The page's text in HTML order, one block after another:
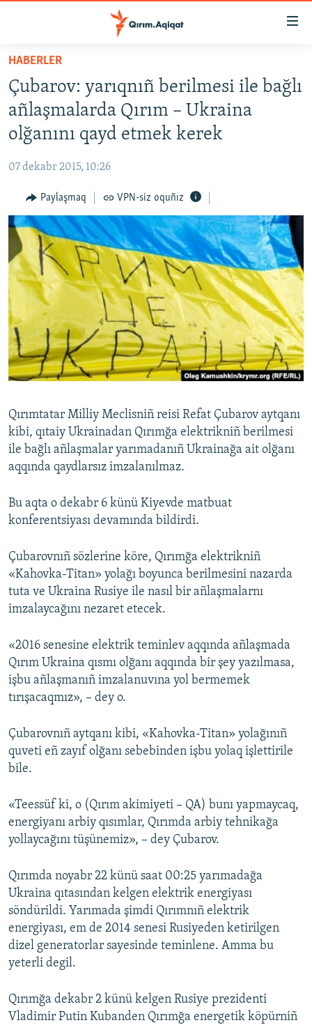
Esas
qaytmaq
Baş
navigatsiyağa
qaytmaq
Qıdıruvğa
HABERLER
SİYASET
İQTİSADİYAT
MEDENİYET
İNSAN AQLARI
VİDEO
SÜRET
BLOGLAR
FİKİR
Русский
Українською
RFE/RS bütün saytları
HABERLER
Çubarov: yarıqnıñ berilmesi ile bağlı
añlaşmalarda Qırım – Ukraina
olğanını qayd etmek kerek
07 dekabr 2015, 10:26
Paylaşmaq VPN-siz oquñız
Qırımtatar Milliy Meclisniñ reisi Refat Çubarov aytqanı
kibi, qıtaiy Ukrainadan Qırımğa elektrikniñ berilmesi
ile bağlı añlaşmalar yarımadanıñ Ukrainağa ait olğanı
aqqında qaydlarsız imzalanılmaz.
Bu aqta o dekabr 6 künü Kiyevde matbuat
konferentsiyası devamında bildirdi.
Çubarovnıñ sözlerine köre, Qırımğa elektrikniñ
«Kahovka-Titan» yolağı boyunca berilmesini nazarda
tuta ve Ukraina Rusiye ile nasıl bir añlaşmalarnı
imzalaycağını nezaret etecek.
«2016 senesine elektrik teminlev aqqında añlaşmada
Qırım Ukraina qısmı olğanı aqqında bir şey yazılmasa,
işbu añlaşmanıñ imzalanuvına yol bermemek
tırışacaqmız», – dey o.
Çubarovnıñ aytqanı kibi, «Kahovka-Titan» yolağınıñ
quveti eñ zayıf olğanı sebebinden işbu yolaq işlettirile
bile.
«Teessüf ki, o (Qırım akimiyeti – QA) bunı yapmaycaq,
energiyanı arbiy qısımlar, Qırımda arbiy tehnikağa
yollaycağını tüşünemiz», – dey Çubarov.
Qırımda noyabr 22 künü saat 00:25 yarımadağa
Ukraina qıtasından kelgen elektrik energiyası
söndürildi. Yarımada şimdi Qırımnıñ elektrik
energiyası, em de 2014 senesi Rusiyeden ketirilgen
dizel generatorlar sayesinde teminlene. Amma bu
yeterli degil.
Qırımğa dekabr 2 künü kelgen Rusiye prezidenti
Vladimir Putin Kubanden Qırımğa energetik köpürniñ